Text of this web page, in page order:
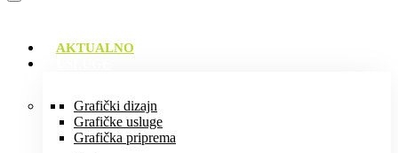
AKTUALNO
Grafički dizajn
Grafičke usluge
Grafička priprema